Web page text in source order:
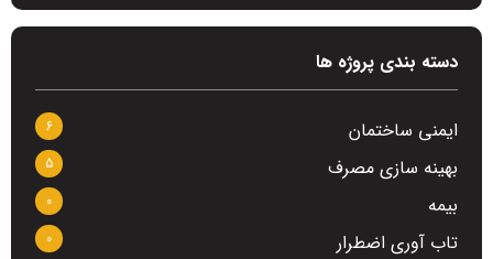
دسته بندی پروژه ها
ایمنی ساختمان 6
بهینه سازی مصرف 5
بیمه 0
تاب آوری اضطرار 0